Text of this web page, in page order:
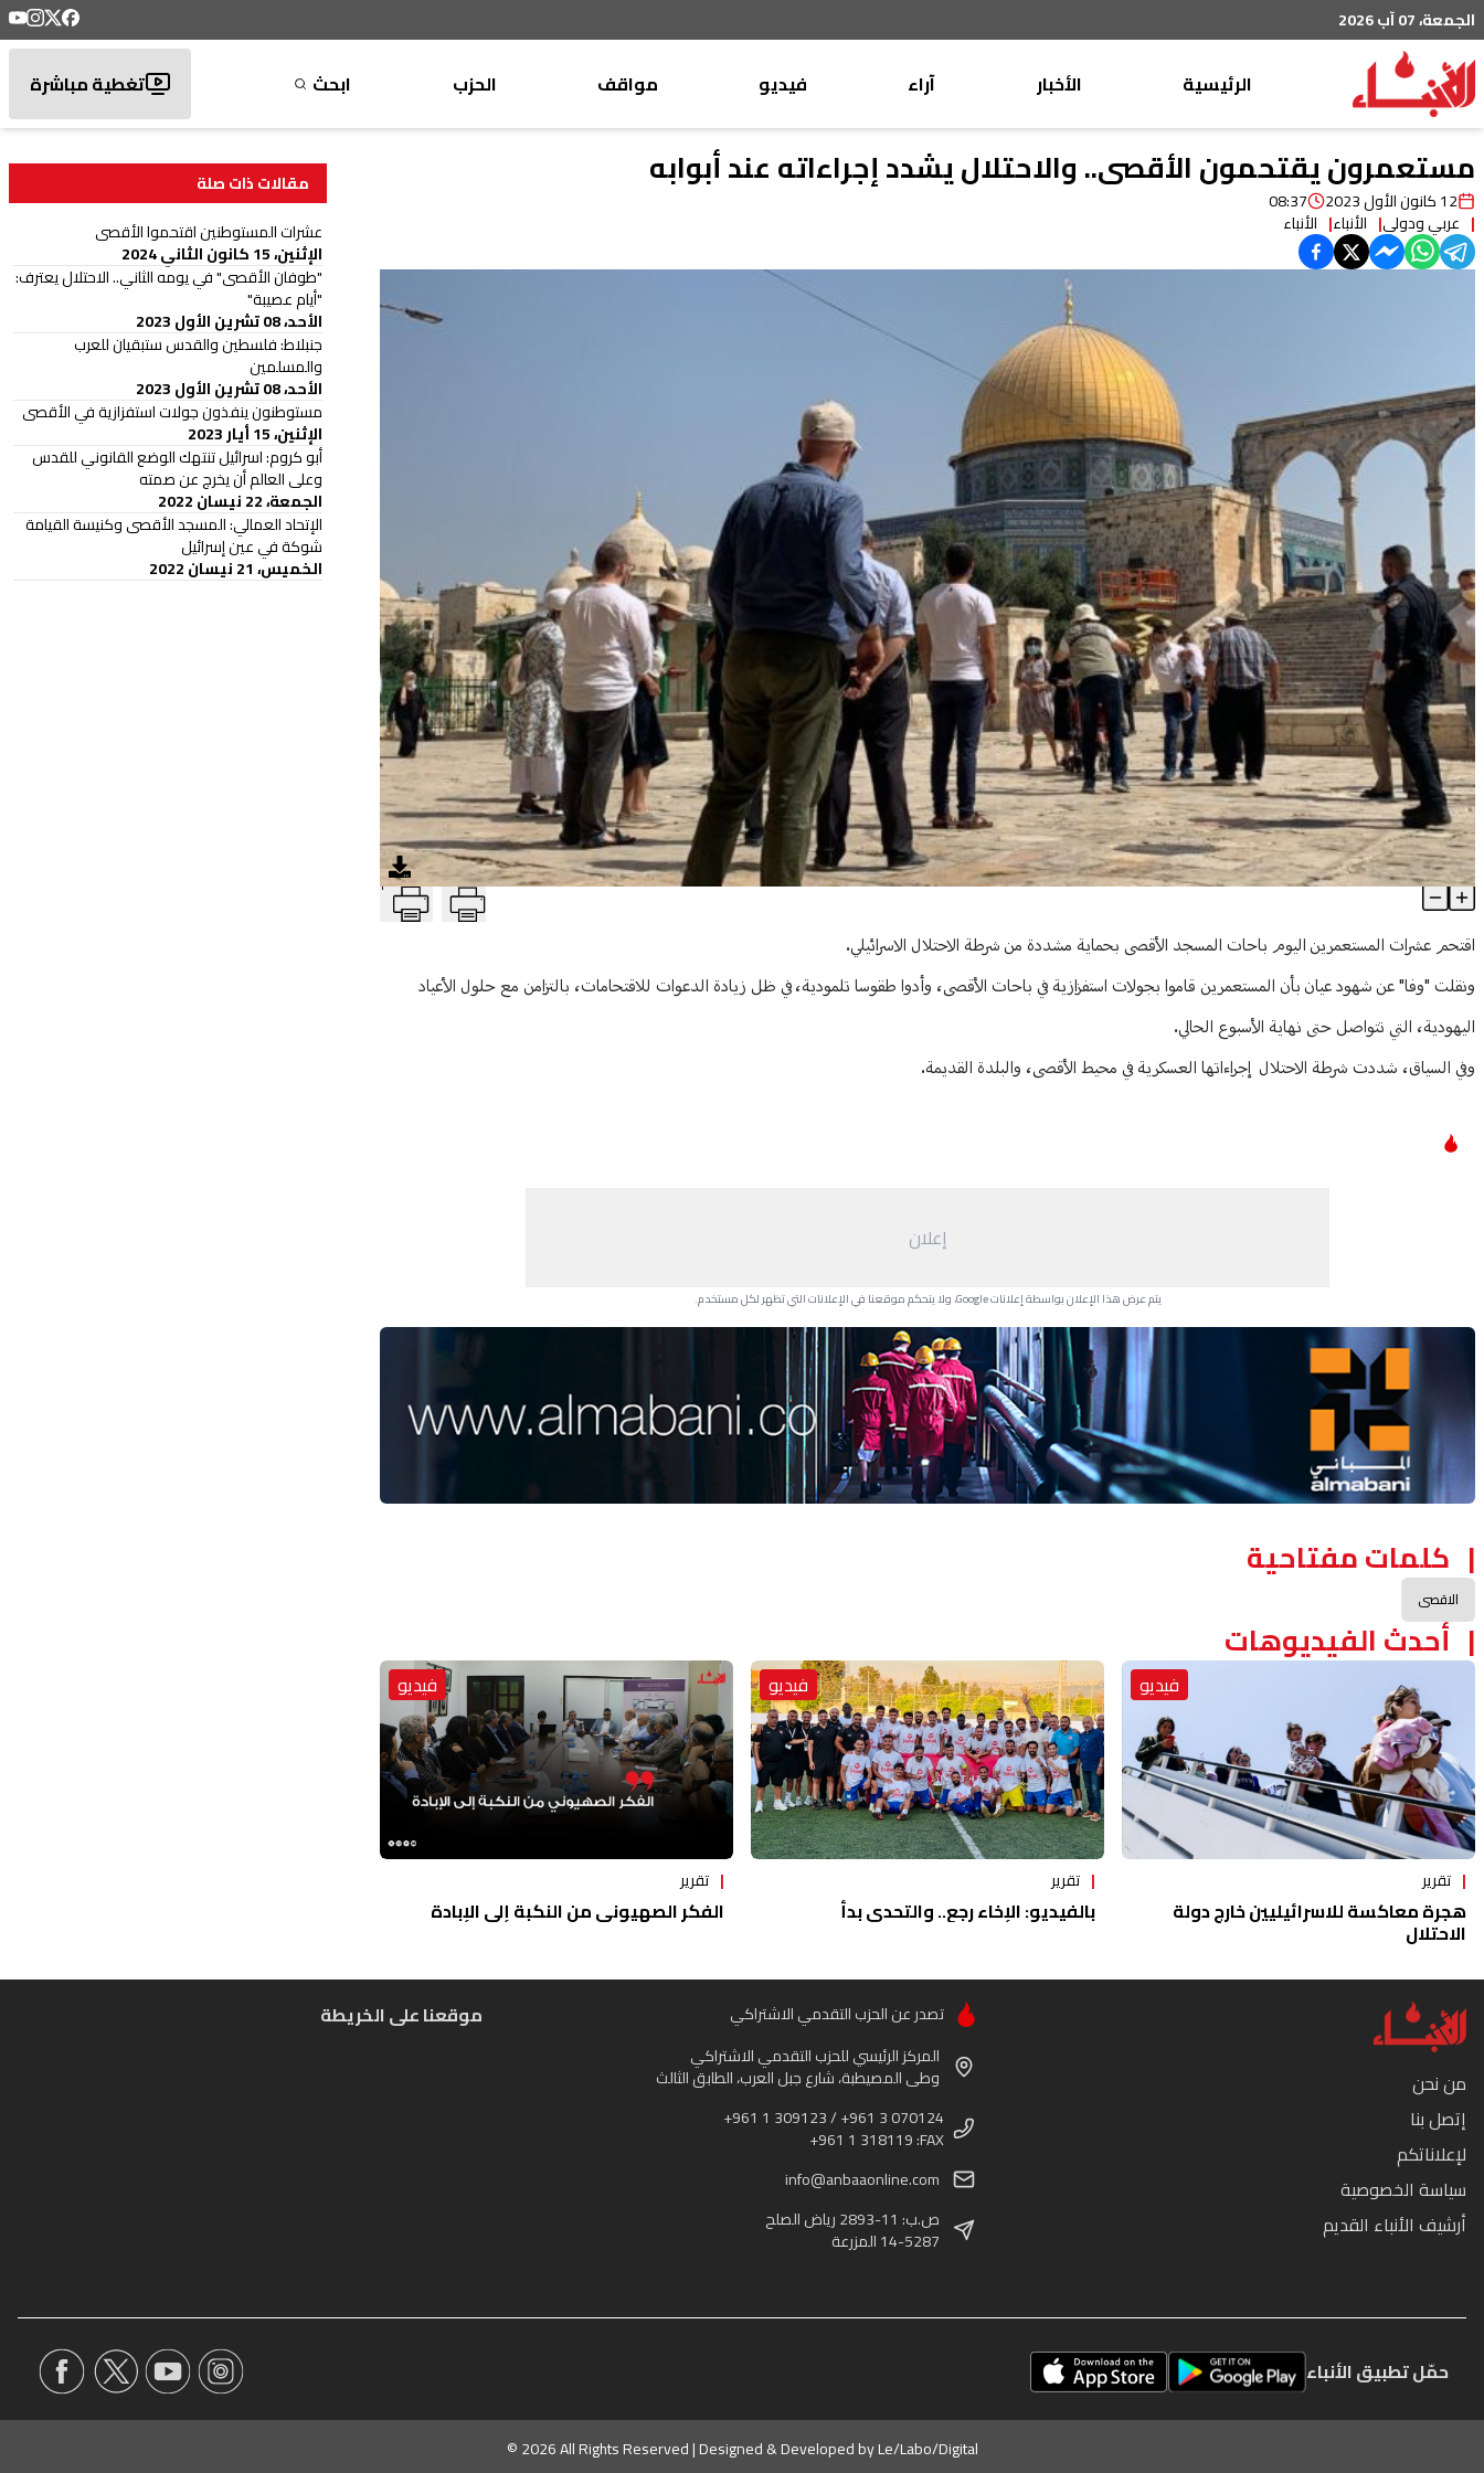
الجمعة، 07 آب 2026
الرئيسية
الأخبار
عربي دولي
خاص
من لبنان
ثقافة ومجتمع
منوعات
آراء
موقف
الأنباء
منبر
صحافة
أجنبية
فيديو مواقف
وليد جنبلاط
تيمور جنبلاط
الحزب ابحث تغطية مباشرة
مستعمرون يقتحمون الأقصى.. والاحتلال يشدد إجراءاته عند أبوابه
12 كانون الأول 2023 08:37
عربي ودولي الأنباء الأنباء
مستعمرون يقتحمون الأقصى.. والاحتلال يشدد إجراءاته عند أبوابه T
Article Content
اقتحم عشرات المستعمرين اليوم باحات المسجد الأقصى بحماية مشددة من شرطة الاحتلال الاسرائيلي.
ونقلت "وفا" عن شهود عيان بأن المستعمرين قاموا بجولات استفزازية في باحات الأقصى، وأدوا طقوسا تلمودية، في ظل زيادة الدعوات للاقتحامات، بالتزامن مع حلول الأعياد
اليهودية، التي تتواصل حتى نهاية الأسبوع الحالي.
وفي السياق، شددت شرطة الاحتلال إجراءاتها العسكرية في محيط الأقصى، والبلدة القديمة.
إعلان
يتم عرض هذا الإعلان بواسطة إعلانات Google، ولا يتحكم موقعنا في الإعلانات التي تظهر لكل مستخدم.
Advertisement Section
كلمات مفتاحية
الاقصى
أحدث الفيديوهات
فيديو
تقرير
هجرة معاكسة للاسرائيليين خارج دولة
الاحتلال
فيديو
تقرير
بالفيديو: الإخاء رجع.. والتحدي بدأ
فيديو
تقرير
الفكر الصهيوني من النكبة إلى الإبادة
مقالات ذات صلة
عشرات المستوطنين اقتحموا الأقصى
الإثنين، 15 كانون الثاني 2024
"طوفان الأقصى" في يومه الثاني.. الاحتلال يعترف:
"أيام عصيبة"
الأحد، 08 تشرين الأول 2023
جنبلاط: فلسطين والقدس ستبقيان للعرب
والمسلمين
الأحد، 08 تشرين الأول 2023
مستوطنون ينفذون جولات استفزازية في الأقصى
الإثنين، 15 أيار 2023
أبو كروم: اسرائيل تنتهك الوضع القانوني للقدس
وعلى العالم أن يخرج عن صمته
الجمعة، 22 نيسان 2022
الإتحاد العمالي: المسجد الأقصى وكنيسة القيامة
شوكة في عين إسرائيل
الخميس، 21 نيسان 2022
من نحن
إتصل بنا
لإعلاناتكم
سياسة الخصوصية
أرشيف الأنباء القديم
تصدر عن الحزب التقدمي الاشتراكي
المركز الرئيسي للحزب التقدمي الاشتراكي
وطى المصيطبة، شارع جبل العرب، الطابق الثالث
+961 1 309123 / +961 3 070124
+961 1 318119 :FAX
info@anbaaonline.com
ص.ب: 11-2893 رياض الصلح
14-5287 المزرعة
موقعنا على الخريطة
حمّل تطبيق الأنباء
© 2026 All Rights Reserved | Designed & Developed byLe/Labo/Digital